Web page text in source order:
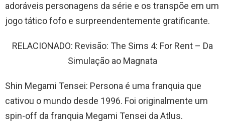
adoráveis ​​personagens da série e os transpõe em um
jogo tático fofo e surpreendentemente gratificante.
RELACIONADO: Revisão: The Sims 4: For Rent – ​​​​Da
Simulação ao Magnata
Shin Megami Tensei: Persona é uma franquia que
cativou o mundo desde 1996. Foi originalmente um
spin-off da franquia Megami Tensei da Atlus.